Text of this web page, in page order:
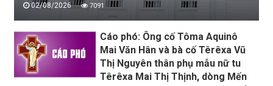
02/08/2026 7091
Cáo phó: Ông cố Tôma Aquinô
Mai Văn Hân và bà cố Têrêxa Vũ
Thị Nguyên thân phụ mẫu nữ tu
Têrêxa Mai Thị Thịnh, dòng Mến